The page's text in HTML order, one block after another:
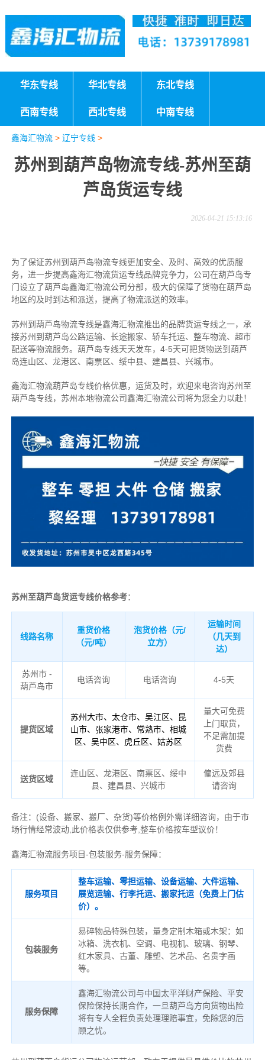
华东专线 华北专线 东北专线
西南专线 西北专线 中南专线
鑫海汇物流> 辽宁专线 >
苏州到葫芦岛物流专线-苏州至葫
芦岛货运专线
2026-04-21 15:13:16
为了保证苏州到葫芦岛物流专线更加安全、及时、高效的优质服
务，进一步提高鑫海汇物流货运专线品牌竞争力，公司在葫芦岛专
门设立了葫芦岛鑫海汇物流公司分部，极大的保障了货物在葫芦岛
地区的及时到达和派送，提高了物流派送的效率。
苏州到葫芦岛物流专线是鑫海汇物流推出的品牌货运专线之一， 承
接苏州到葫芦岛公路运输、长途搬家、轿车托运、整车物流、超市
配送等物流服务。 葫芦岛专线天天发车，4-5天可把货物送到葫芦
岛连山区、龙港区、南票区、绥中县、建昌县、兴城市。
鑫海汇物流葫芦岛专线价格优惠，运货及时，欢迎来电咨询苏州至
葫芦岛专线，苏州本地物流公司鑫海汇物流公司将为您全力以赴！
苏州至葫芦岛货运专线价格参考：
线路名称
重货价格
（元/吨）
泡货价格（元/
立方）
运输时间
（几天到
达）
苏州市 -
葫芦岛市
电话咨询 电话咨询 4-5天
提货区域
苏州大市、太仓市、吴江区、昆
山市、张家港市、常熟市、相城
区、吴中区、虎丘区、姑苏区
量大可免费
上门取货，
不足需加提
货费
送货区域
连山区、龙港区、南票区、绥中
县、建昌县、兴城市
偏远及郊县
请咨询
备注： (设备、搬家、搬厂、杂货)等价格例外需详细咨询，由于市
场行情经常波动,此价格表仅供参考,整车价格按车型议价！
鑫海汇物流服务项目-包装服务-服务保障：
服务项目
整车运输、零担运输、设备运输、大件运输、
展览运输、行李托运、搬家托运（免费上门估
价）。
包装服务
易碎物品特殊包装，量身定制木箱或木架：如
冰箱、洗衣机、空调、电视机、玻璃、钢琴、
红木家具、古董、雕塑、艺术品、名贵字画
等。
服务保障
鑫海汇物流公司与中国太平洋财产保险、平安
保险保持长期合作，一旦葫芦岛方向货物出险
将有专人全程负责处理理赔事宜，免除您的后
顾之忧。